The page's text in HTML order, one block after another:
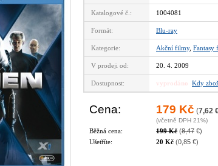
Katalogové č.: 1004081
Formát: Blu-ray
Kategorie: Akční filmy, Fantasy
V prodeji od: 20. 4. 2009
Dostupnost: vyprodáno Kdy
Cena: 179 Kč (7,62
(včetně DPH 21%)
Běžná cena: 199 Kč (8,47 €)
Ušetříte:
20 Kč (0,85 €)